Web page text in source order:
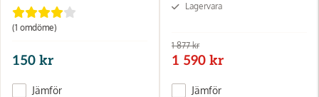
(1 omdöme)
150 kr
Jämför
Lagervara
1 877 kr
1 590 kr
Jämför